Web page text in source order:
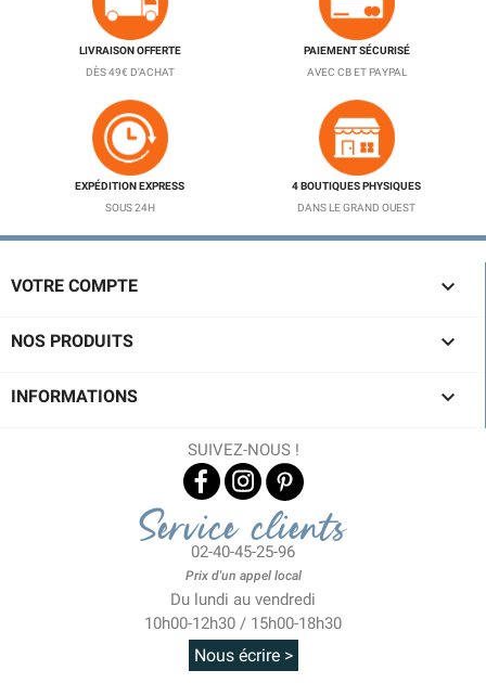
LIVRAISON OFFERTE
DÈS 49€ D'ACHAT
PAIEMENT SÉCURISÉ
AVEC CB ET PAYPAL
EXPÉDITION EXPRESS
SOUS 24H
4 BOUTIQUES PHYSIQUES
DANS LE GRAND OUEST
VOTRE COMPTE 
NOS PRODUITS 
INFORMATIONS 
SUIVEZ-NOUS !
Service clients
02-40-45-25-96
Prix d'un appel local
Du lundi au vendredi
10h00-12h30 / 15h00-18h30
Nous écrire >